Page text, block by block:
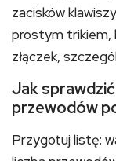
zacisków
prostym trikiem,
złączek,
Jak
przewodów
Przygotuj listę: